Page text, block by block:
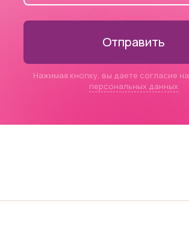
Отправить
Нажимая кнопку, вы даете согласие на
персональных данных